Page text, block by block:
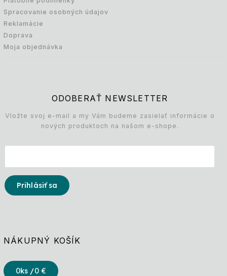
Spracovanie osobných údajov
Reklamácie
Doprava
Moja objednávka
ODOBERAŤ NEWSLETTER
Vložte svoj e-mail a my Vám budeme zasielať informácie o
nových produktoch na našom e-shope.
Prihlásiť sa
NÁKUPNÝ KOŠÍK
0ks /0 €